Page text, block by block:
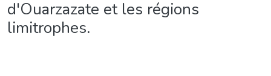
d'Ouarzazate et les régions
limitrophes.